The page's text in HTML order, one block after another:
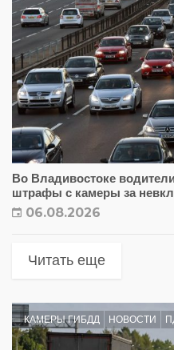
Во Владивостоке
штрафы с камеры за
06.08.2026
Читать еще
КАМЕРЫ ГИБДД НОВОСТИ